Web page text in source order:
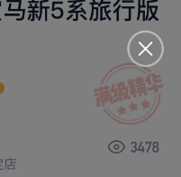
3156km
行驶里程
耗
7.0L